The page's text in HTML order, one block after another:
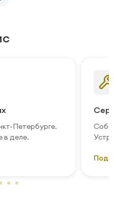
Петербурге.
в деле.